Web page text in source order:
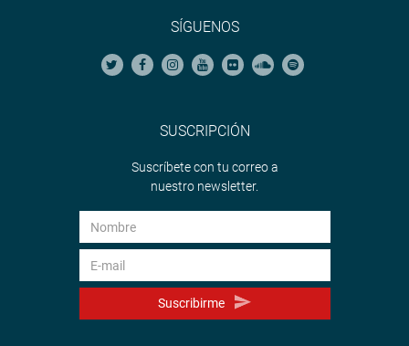
SÍGUENOS
SUSCRIPCIÓN
Suscríbete con tu correo a
nuestro newsletter.
Suscribirme